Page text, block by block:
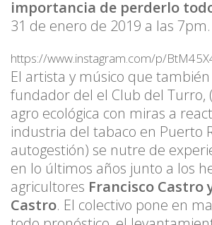
importancia de perderlo
31 de enero de 2019 a las 7pm.
https://www.instagram.com/p/
El artista y músico que también
fundador del el Club del Turro,
agro ecológica con miras a
industria del tabaco en Puerto
autogestión) se nutre de
en lo últimos años junto a los
agricultores Francisco Castro
Castro. El colectivo pone en